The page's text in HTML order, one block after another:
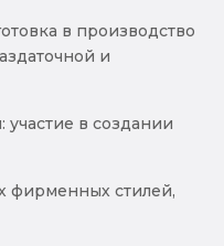
в производство
и
в создании
фирменных стилей,